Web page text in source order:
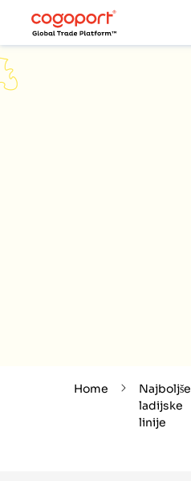
Home
Najboljše
ladijske
linije